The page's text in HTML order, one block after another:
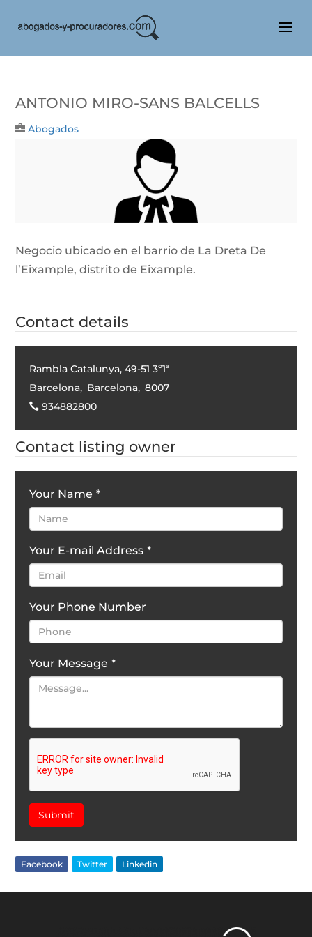
Antonio Miro-Sans Balcells
Abogados
Negocio ubicado en el barrio de La Dreta De
l’Eixample, distrito de Eixample.
Contact details
Rambla Catalunya, 49-51 3º1ª
Barcelona, Barcelona, 8007
934882800
Contact listing owner
Your Name *
Your E-mail Address *
Your Phone Number
Your Message *
Submit
Facebook Twitter Linkedin